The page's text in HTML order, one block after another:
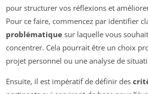
pour structurer vos réflexions et
Pour ce faire, commencez par identifier
problématique sur laquelle vous
concentrer. Cela pourrait être un choix
projet personnel ou une analyse de
Ensuite, il est impératif de définir des